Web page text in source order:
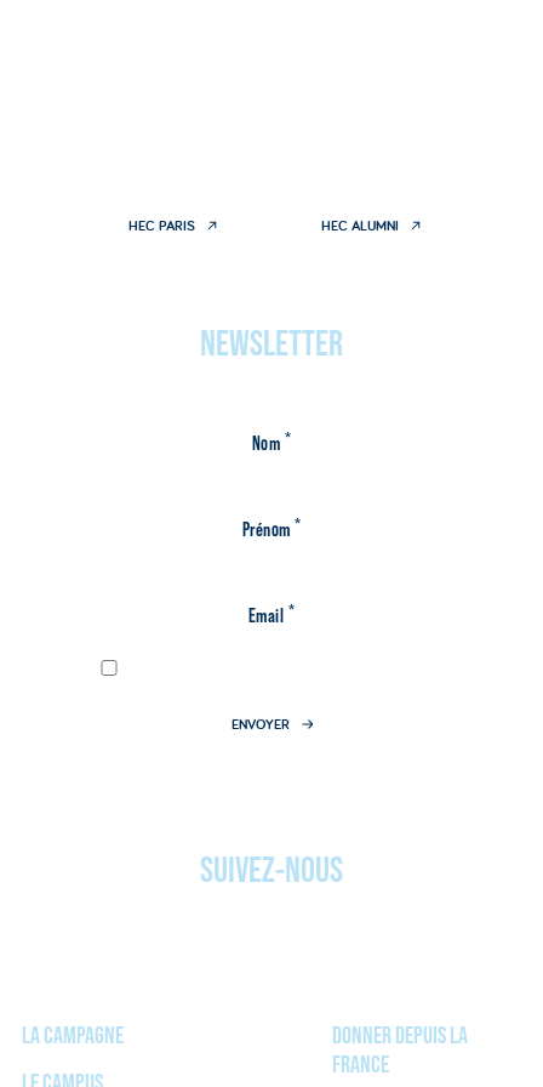
HEC PARIS HEC ALUMNI
NEWSLETTER
Nom *
Prénom *
Email *
ENVOYER
SUIVEZ-NOUS
LA CAMPAGNE
DONNER DEPUIS LA
FRANCE